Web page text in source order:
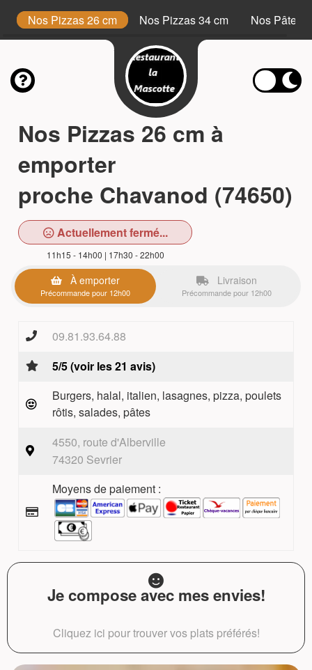
Nos Pizzas 26 cm Nos Pizzas 34 cm Nos Pâtes
Nos Pizzas 26 cm à
emporter
proche Chavanod (74650)
Actuellement fermé...
11h15 - 14h00 | 17h30 - 22h00
À emporter
Précommande pour 12h00
Livraison
Précommande pour 12h00
09.81.93.64.88
5/5 (voir les 21 avis)
Burgers, halal, italien, lasagnes, pizza, poulets
rôtis, salades, pâtes
4550, route d'Alberville
74320 Sevrier
Moyens de paiement :
Je compose avec mes envies!
Cliquez ici pour trouver vos plats préférés!